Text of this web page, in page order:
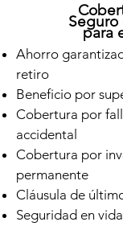
Seguro
para
Ahorro
retiro
Beneficio por
Cobertura por
accidental
Cobertura por
permanente
Cláusula de
Seguridad en vida